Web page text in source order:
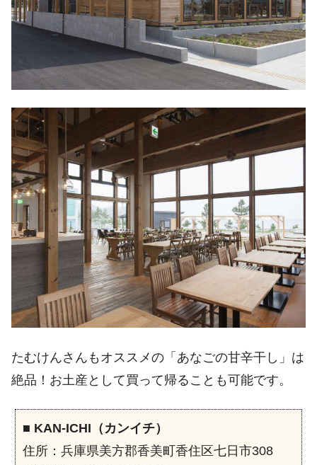
たむけんさんもオススメの「あなごの甘辛干し」は
絶品！お土産として買って帰ることも可能です。
■ KAN-ICHI（カンイチ）
住所：兵庫県美方郡香美町香住区七日市308